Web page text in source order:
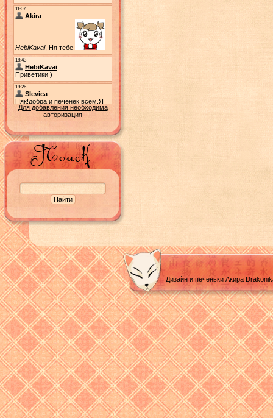
Для добавления необходима
авторизация
Дизайн и печеньки Акира